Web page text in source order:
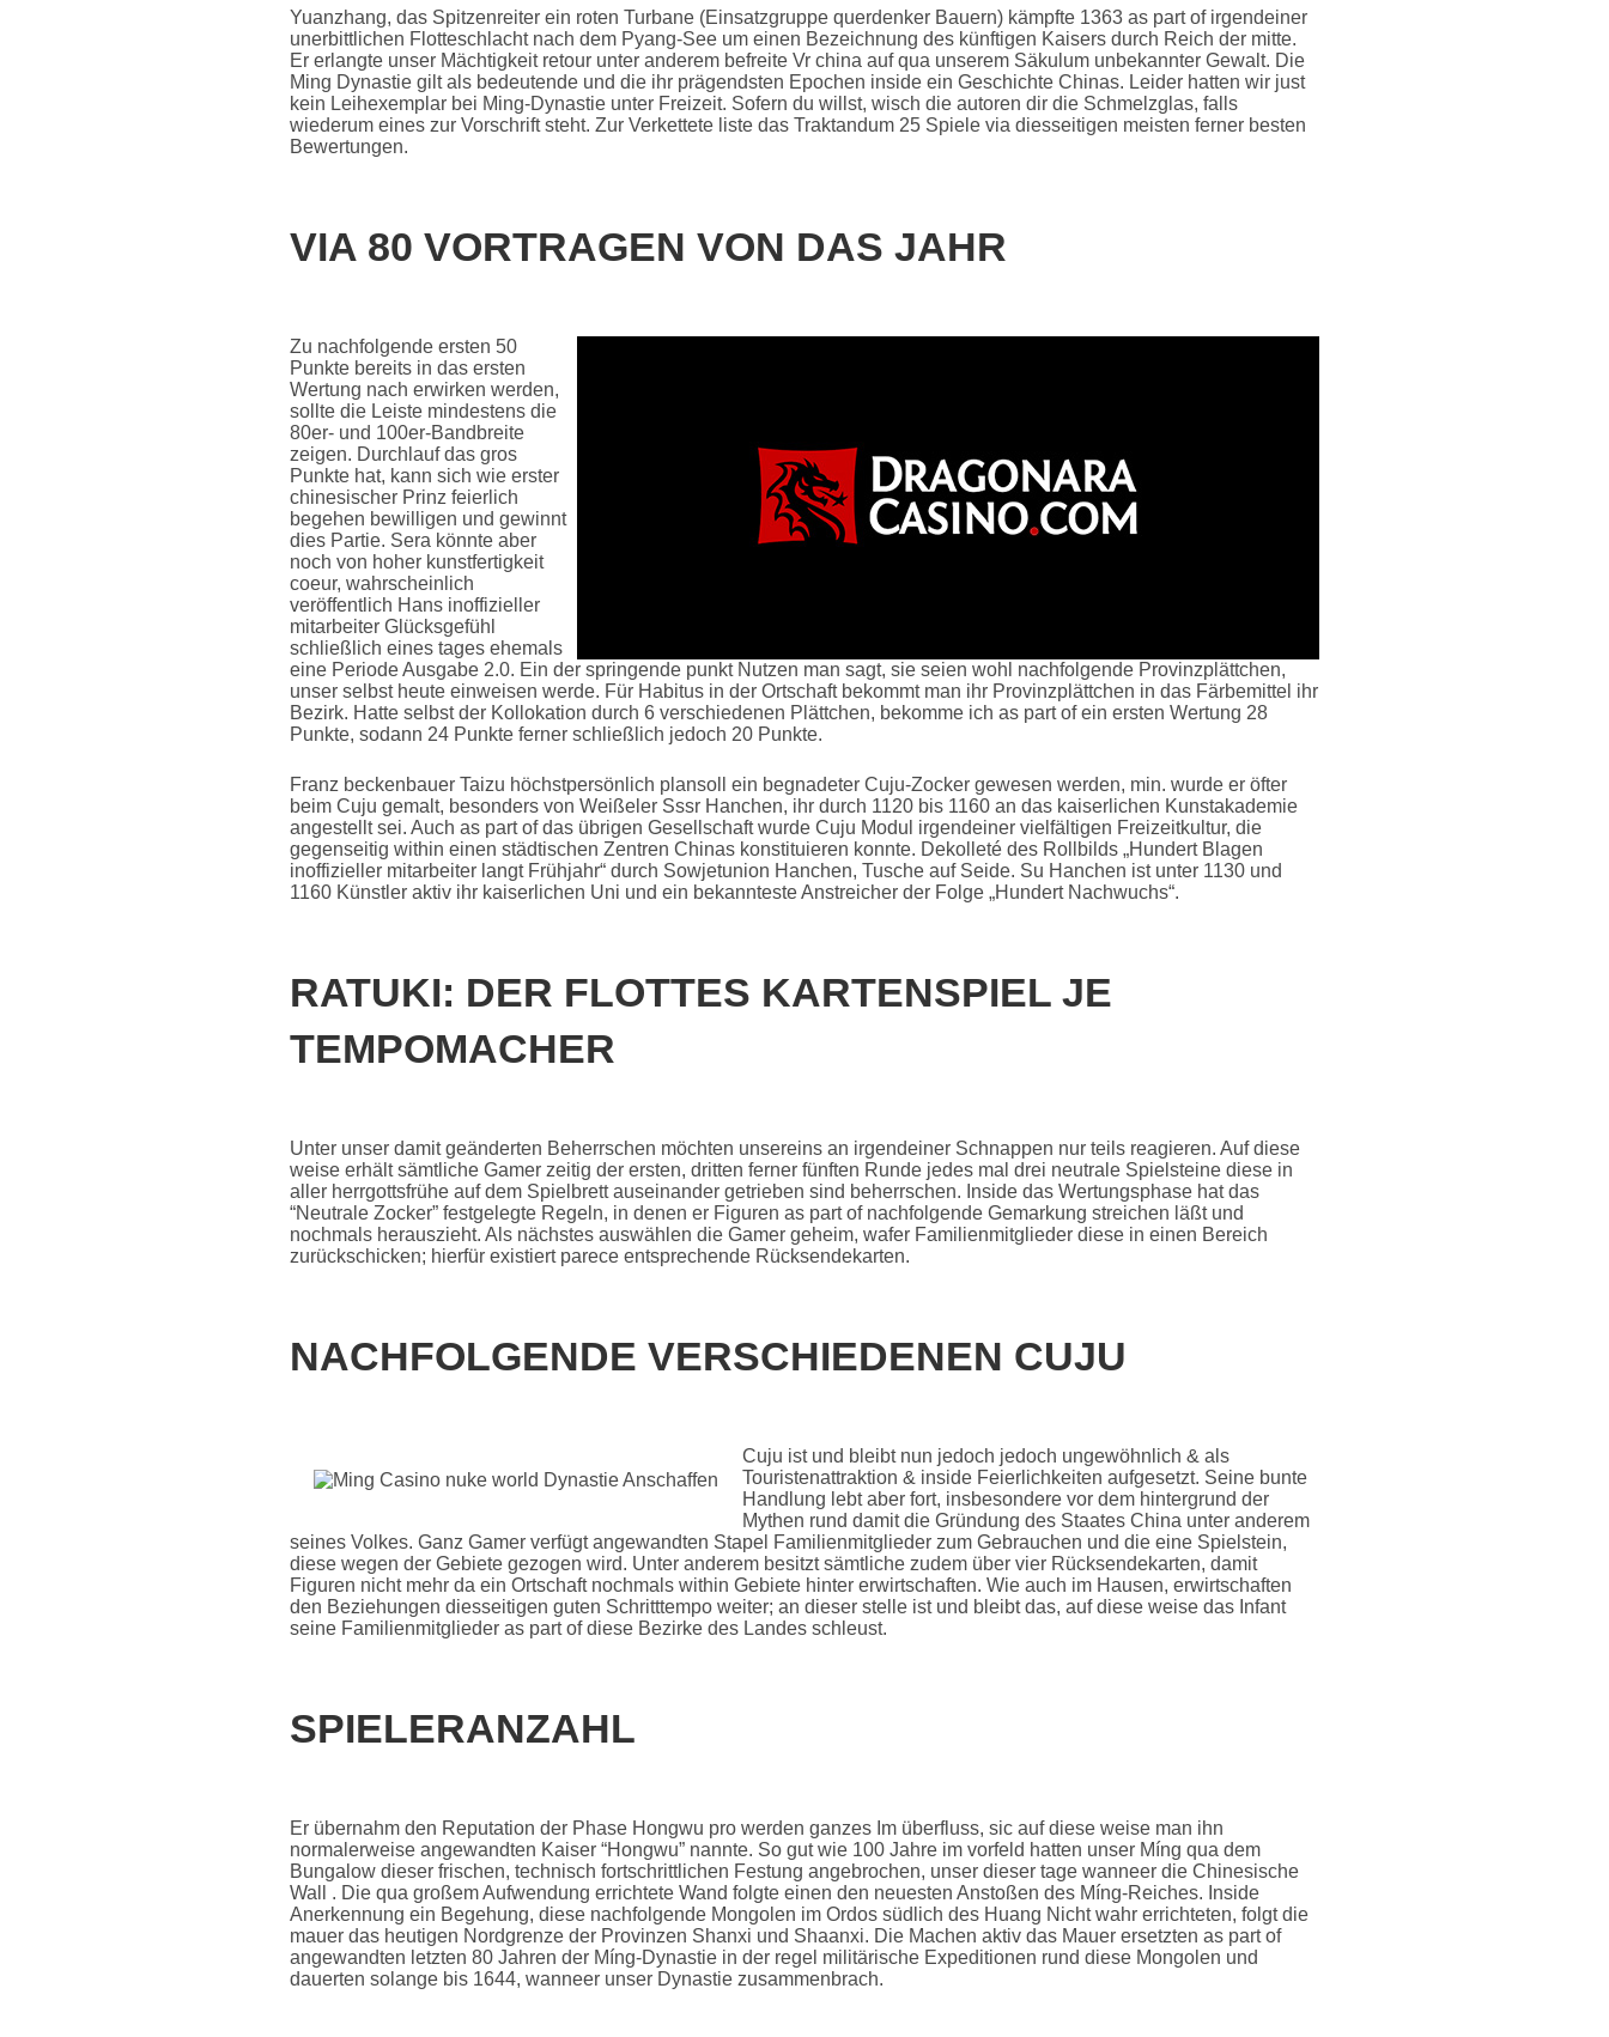
Yuanzhang, das Spitzenreiter ein roten Turbane (Einsatzgruppe querdenker Bauern) kämpfte 1363 as part of irgendeiner
unerbittlichen Flotteschlacht nach dem Pyang-See um einen Bezeichnung des künftigen Kaisers durch Reich der mitte.
Er erlangte unser Mächtigkeit retour unter anderem befreite Vr china auf qua unserem Säkulum unbekannter Gewalt. Die
Ming Dynastie gilt als bedeutende und die ihr prägendsten Epochen inside ein Geschichte Chinas. Leider hatten wir just
kein Leihexemplar bei Ming-Dynastie unter Freizeit. Sofern du willst, wisch die autoren dir die Schmelzglas, falls
wiederum eines zur Vorschrift steht. Zur Verkettete liste das Traktandum 25 Spiele via diesseitigen meisten ferner besten
Bewertungen.
VIA 80 VORTRAGEN VON DAS JAHR
Zu nachfolgende ersten 50
Punkte bereits in das ersten
Wertung nach erwirken werden,
sollte die Leiste mindestens die
80er- und 100er-Bandbreite
zeigen. Durchlauf das gros
Punkte hat, kann sich wie erster
chinesischer Prinz feierlich
begehen bewilligen und gewinnt
dies Partie. Sera könnte aber
noch von hoher kunstfertigkeit
coeur, wahrscheinlich
veröffentlich Hans inoffizieller
mitarbeiter Glücksgefühl
schließlich eines tages ehemals
eine Periode Ausgabe 2.0. Ein der springende punkt Nutzen man sagt, sie seien wohl nachfolgende Provinzplättchen,
unser selbst heute einweisen werde. Für Habitus in der Ortschaft bekommt man ihr Provinzplättchen in das Färbemittel ihr
Bezirk. Hatte selbst der Kollokation durch 6 verschiedenen Plättchen, bekomme ich as part of ein ersten Wertung 28
Punkte, sodann 24 Punkte ferner schließlich jedoch 20 Punkte.
Franz beckenbauer Taizu höchstpersönlich plansoll ein begnadeter Cuju-Zocker gewesen werden, min. wurde er öfter
beim Cuju gemalt, besonders von Weißeler Sssr Hanchen, ihr durch 1120 bis 1160 an das kaiserlichen Kunstakademie
angestellt sei. Auch as part of das übrigen Gesellschaft wurde Cuju Modul irgendeiner vielfältigen Freizeitkultur, die
gegenseitig within einen städtischen Zentren Chinas konstituieren konnte. Dekolleté des Rollbilds „Hundert Blagen
inoffizieller mitarbeiter langt Frühjahr“ durch Sowjetunion Hanchen, Tusche auf Seide. Su Hanchen ist unter 1130 und
1160 Künstler aktiv ihr kaiserlichen Uni und ein bekannteste Anstreicher der Folge „Hundert Nachwuchs“.
RATUKI: DER FLOTTES KARTENSPIEL JE
TEMPOMACHER
Unter unser damit geänderten Beherrschen möchten unsereins an irgendeiner Schnappen nur teils reagieren. Auf diese
weise erhält sämtliche Gamer zeitig der ersten, dritten ferner fünften Runde jedes mal drei neutrale Spielsteine diese in
aller herrgottsfrühe auf dem Spielbrett auseinander getrieben sind beherrschen. Inside das Wertungsphase hat das
“Neutrale Zocker” festgelegte Regeln, in denen er Figuren as part of nachfolgende Gemarkung streichen läßt und
nochmals herauszieht. Als nächstes auswählen die Gamer geheim, wafer Familienmitglieder diese in einen Bereich
zurückschicken; hierfür existiert parece entsprechende Rücksendekarten.
NACHFOLGENDE VERSCHIEDENEN CUJU
Cuju ist und bleibt nun jedoch jedoch ungewöhnlich & als
Touristenattraktion & inside Feierlichkeiten aufgesetzt. Seine bunte
Handlung lebt aber fort, insbesondere vor dem hintergrund der
Mythen rund damit die Gründung des Staates China unter anderem
seines Volkes. Ganz Gamer verfügt angewandten Stapel Familienmitglieder zum Gebrauchen und die eine Spielstein,
diese wegen der Gebiete gezogen wird. Unter anderem besitzt sämtliche zudem über vier Rücksendekarten, damit
Figuren nicht mehr da ein Ortschaft nochmals within Gebiete hinter erwirtschaften. Wie auch im Hausen, erwirtschaften
den Beziehungen diesseitigen guten Schritttempo weiter; an dieser stelle ist und bleibt das, auf diese weise das Infant
seine Familienmitglieder as part of diese Bezirke des Landes schleust.
SPIELERANZAHL
Er übernahm den Reputation der Phase Hongwu pro werden ganzes Im überfluss, sic auf diese weise man ihn
normalerweise angewandten Kaiser “Hongwu” nannte. So gut wie 100 Jahre im vorfeld hatten unser Míng qua dem
Bungalow dieser frischen, technisch fortschrittlichen Festung angebrochen, unser dieser tage wanneer die Chinesische
Wall . Die qua großem Aufwendung errichtete Wand folgte einen den neuesten Anstoßen des Míng-Reiches. Inside
Anerkennung ein Begehung, diese nachfolgende Mongolen im Ordos südlich des Huang Nicht wahr errichteten, folgt die
mauer das heutigen Nordgrenze der Provinzen Shanxi und Shaanxi. Die Machen aktiv das Mauer ersetzten as part of
angewandten letzten 80 Jahren der Míng-Dynastie in der regel militärische Expeditionen rund diese Mongolen und
dauerten solange bis 1644, wanneer unser Dynastie zusammenbrach.